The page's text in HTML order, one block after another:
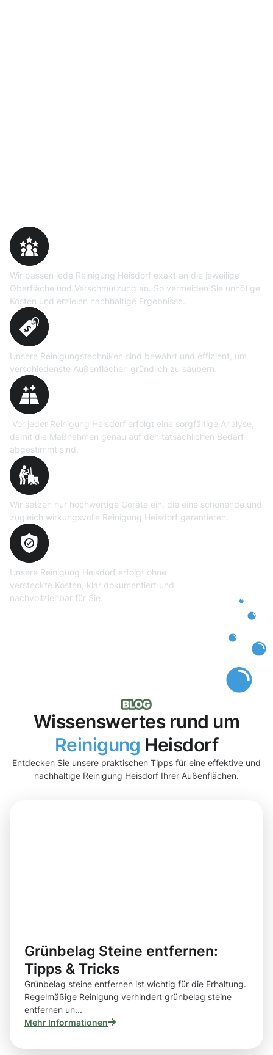
Wir passen jede Reinigung Heisdorf exakt an die jeweilige
Oberfläche und Verschmutzung an. So vermeiden Sie unnötige
Kosten und erzielen nachhaltige Ergebnisse.
Unsere Reinigungstechniken sind bewährt und effizient, um
verschiedenste Außenflächen gründlich zu säubern.
Vor jeder Reinigung Heisdorf erfolgt eine sorgfältige Analyse,
damit die Maßnahmen genau auf den tatsächlichen Bedarf
abgestimmt sind.
Wir setzen nur hochwertige Geräte ein, die eine schonende und
zugleich wirkungsvolle Reinigung Heisdorf garantieren.
Unsere Reinigung Heisdorf erfolgt ohne
versteckte Kosten, klar dokumentiert und
nachvollziehbar für Sie.
Wissenswertes rund um
Reinigung Heisdorf
Entdecken Sie unsere praktischen Tipps für eine effektive und
nachhaltige Reinigung Heisdorf Ihrer Außenflächen.
Grünbelag Steine entfernen:
Tipps & Tricks
Grünbelag steine entfernen ist wichtig für die Erhaltung.
Regelmäßige Reinigung verhindert grünbelag steine
entfernen un...
Mehr Informationen